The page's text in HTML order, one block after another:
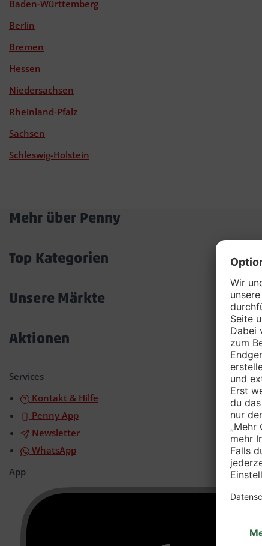
Baden-Württemberg
Berlin
Bremen
Hessen
Niedersachsen
Rheinland-Pfalz
Sachsen
Schleswig-Holstein
Mehr über Penny
öffnen/schließen
Top Kategorien
Unsere Märkte
Aktionen
Services
Kontakt & Hilfe
Penny App
Newsletter
WhatsApp
App